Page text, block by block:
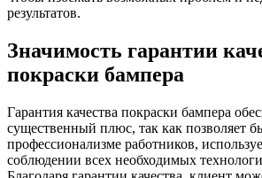
результатов.
Значимость гарантии
покраски бампера
Гарантия качества покраски бампера
существенный плюс, так как позволяет
профессионализме работников,
соблюдении всех необходимых